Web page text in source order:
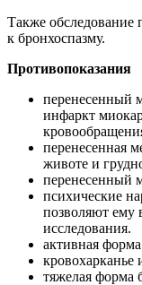
Также обследование
к бронхоспазму.
Противопоказания
перенесенный
инфаркт
перенесенная
животе и
перенесенный
психические
позволяют ему
исследования.
активная форма
кровохарканье
тяжелая форма